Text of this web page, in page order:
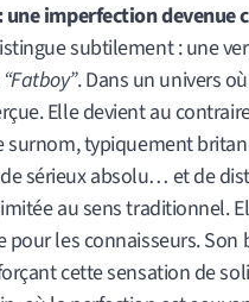
imperfection devenue
subtilement : une
“Fatboy”. Dans un univers
Elle devient au
surnom, typiquement
sérieux absolu… et de
au sens traditionnel.
pour les connaisseurs.
cette sensation de